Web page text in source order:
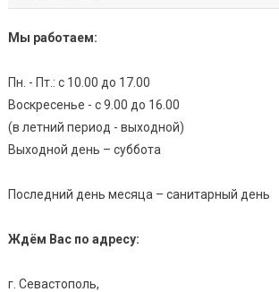
Мы работаем:
Пн. - Пт.: с 10.00 до 17.00
Воскресенье - с 9.00 до 16.00
(в летний период - выходной)
Выходной день – суббота
Последний день месяца – санитарный день
Ждём Вас по адресу:
г. Севастополь,